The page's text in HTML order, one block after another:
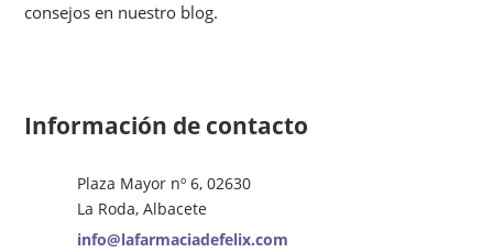
consejos en nuestro blog.
Información de contacto
Plaza Mayor nº 6, 02630
La Roda, Albacete
info@lafarmaciadefelix.com